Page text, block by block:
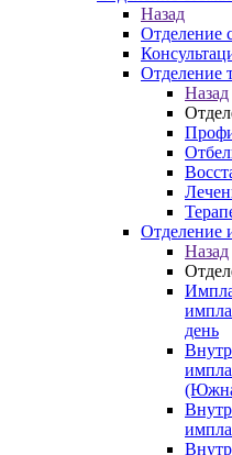
Назад
Отделение
Отделение
Назад
Отделение
Назад
день